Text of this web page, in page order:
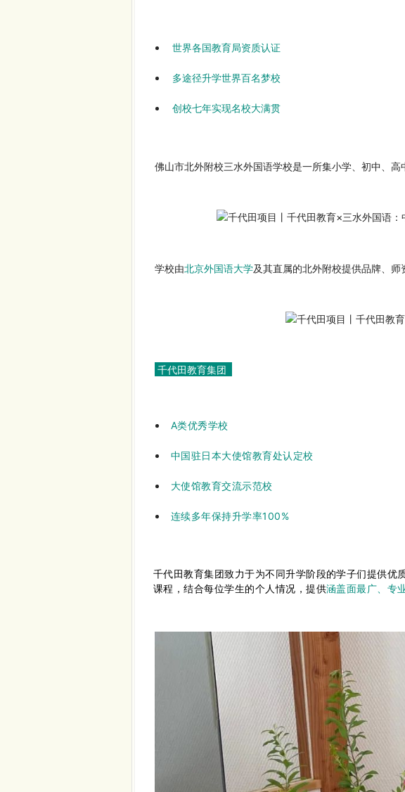
世界各国教育局资质认证
多途径升学世界百名梦校
创校七年实现名校大满贯
佛山市北外附校三水外国语学校是一所集小学、初中、高
学校由北京外国语大学及其直属的北外附校提供品牌、师
千代田教育集团
A类优秀学校
中国驻日本大使馆教育处认定校
大使馆教育交流示范校
连续多年保持升学率100%
千代田教育集团致⼒于为不同升学阶段的学⼦们提供优
课程，结合每位学生的个⼈情况，提供涵盖⾯最⼴、专